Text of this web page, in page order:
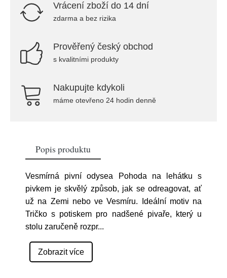
Vrácení zboží do 14 dní
zdarma a bez rizika
Prověřený český obchod
s kvalitními produkty
Nakupujte kdykoli
máme otevřeno 24 hodin denně
Popis produktu
Vesmírná pivní odysea Pohoda na lehátku s
pivkem je skvělý způsob, jak se odreagovat, ať
už na Zemi nebo ve Vesmíru. Ideální motiv na
Tričko s potiskem pro nadšené pivaře, který u
stolu zaručeně rozpr...
Zobrazit více